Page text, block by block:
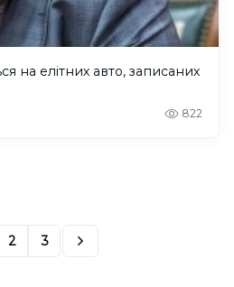
на елітних авто, записаних
822
2 3